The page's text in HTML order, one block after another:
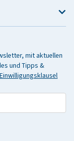
mit aktuellen
und Tipps &
Einwilligungsklausel